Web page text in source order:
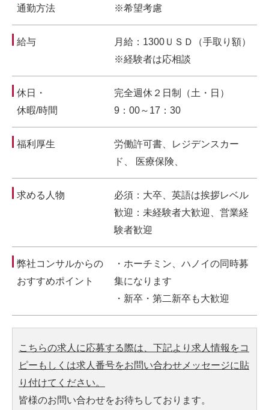
通勤方法
※希望考慮
給与
月給：1300ＵＳＤ（手取り額）
※経験者は応相談
休日・
休暇/時間
完全週休２日制（土・日）
9：00～17：30
福利厚生
労働許可書、レジデンスカー
ド、 医療保険、
求める人物
必須：大卒、英語は挨拶レベル
歓迎：未経験者大歓迎、営業経
験者歓迎
弊社コンサルからの
おすすめポイント
・ホーチミン、ハノイの同時募
集になります
・新卒・第二新卒も大歓迎
こちらの求人に応募する際は、下記より求人情報をコ
ピーもしくは求人番号をお問い合わせメッセージに貼
り付けてください。
皆様のお問い合わせをお待ちしております。